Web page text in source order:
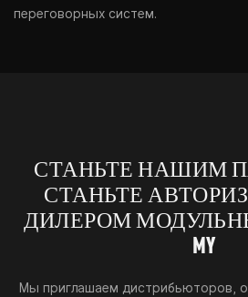
переговорных систем.
СТАНЬТЕ НАШИМ
СТАНЬТЕ
ДИЛЕРОМ
MY
Мы приглашаем дистрибьюторов,